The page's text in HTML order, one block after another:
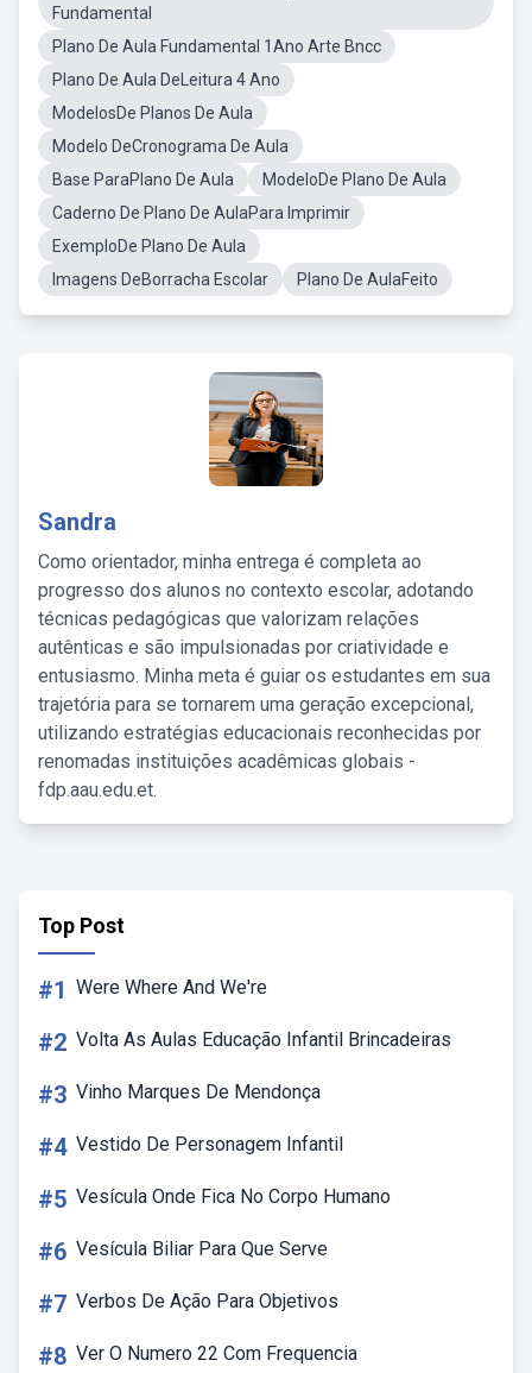
Fundamental
Plano De Aula Fundamental 1Ano Arte Bncc
Plano De Aula DeLeitura 4 Ano
ModelosDe Planos De Aula
Modelo DeCronograma De Aula
Base ParaPlano De Aula
ModeloDe Plano De Aula
Caderno De Plano De AulaPara Imprimir
ExemploDe Plano De Aula
Imagens DeBorracha Escolar
Plano De AulaFeito
Sandra
Como orientador, minha entrega é completa ao
progresso dos alunos no contexto escolar, adotando
técnicas pedagógicas que valorizam relações
autênticas e são impulsionadas por criatividade e
entusiasmo. Minha meta é guiar os estudantes em sua
trajetória para se tornarem uma geração excepcional,
utilizando estratégias educacionais reconhecidas por
renomadas instituições acadêmicas globais -
fdp.aau.edu.et.
Top Post
#1 Were Where And We're
#2 Volta As Aulas Educação Infantil Brincadeiras
#3 Vinho Marques De Mendonça
#4 Vestido De Personagem Infantil
#5 Vesícula Onde Fica No Corpo Humano
#6 Vesícula Biliar Para Que Serve
#7 Verbos De Ação Para Objetivos
#8 Ver O Numero 22 Com Frequencia